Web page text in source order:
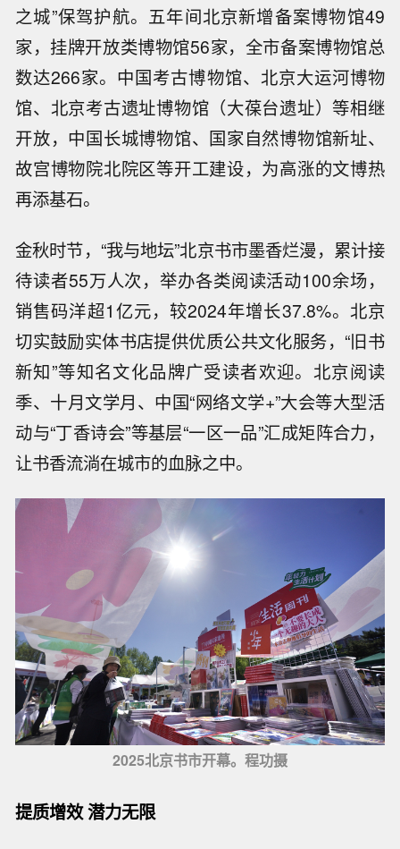
之城”保驾护航。五年间北京新增备案博物馆49
家，挂牌开放类博物馆56家，全市备案博物馆总
数达266家。中国考古博物馆、北京大运河博物
馆、北京考古遗址博物馆（大葆台遗址）等相继
开放，中国长城博物馆、国家自然博物馆新址、
故宫博物院北院区等开工建设，为高涨的文博热
再添基石。
金秋时节，“我与地坛”北京书市墨香烂漫，累计接
待读者55万人次，举办各类阅读活动100余场，
销售码洋超1亿元，较2024年增长37.8%。北京
切实鼓励实体书店提供优质公共文化服务，“旧书
新知”等知名文化品牌广受读者欢迎。北京阅读
季、十月文学月、中国“网络文学+”大会等大型活
动与“丁香诗会”等基层“一区一品”汇成矩阵合力，
让书香流淌在城市的血脉之中。
2025北京书市开幕。程功摄
提质增效 潜力无限